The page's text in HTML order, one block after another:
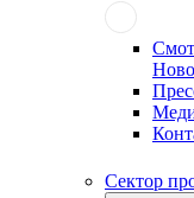
Сектор